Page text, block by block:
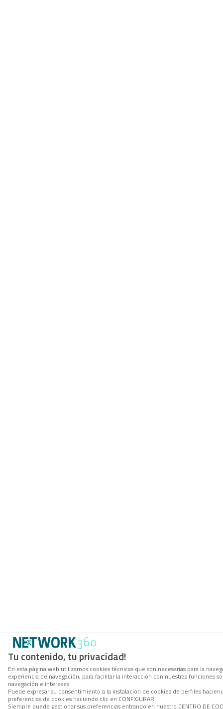
Tu contenido, tu privacidad!
En esta página web utilizamos cookies técnicas que son necesarias para la
experiencia de navegación, para facilitar la interacción con nuestras funciones
navegación e intereses.
Puede expresar su consentimiento a la instalación de cookies de perfiles
preferencias de cookies haciendo clic en CONFIGURAR.
Siempre puede gestionar sus preferencias entrando en nuestro CENTRO DE